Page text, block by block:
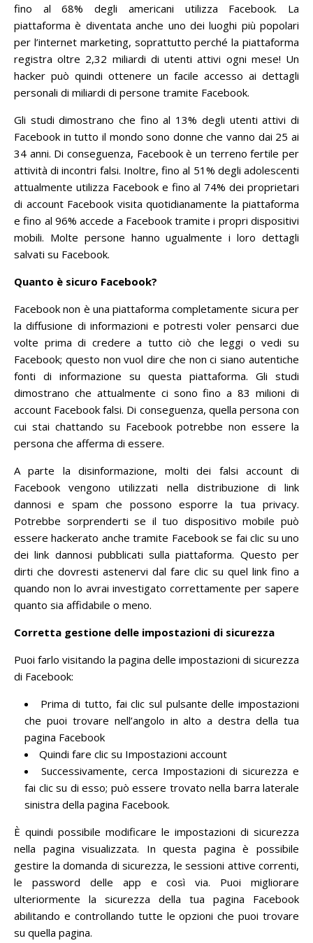
fino al 68% degli americani utilizza Facebook. La
piattaforma è diventata anche uno dei luoghi più popolari
per l’internet marketing, soprattutto perché la piattaforma
registra oltre 2,32 miliardi di utenti attivi ogni mese! Un
hacker può quindi ottenere un facile accesso ai dettagli
personali di miliardi di persone tramite Facebook.
Gli studi dimostrano che fino al 13% degli utenti attivi di
Facebook in tutto il mondo sono donne che vanno dai 25 ai
34 anni. Di conseguenza, Facebook è un terreno fertile per
attività di incontri falsi. Inoltre, fino al 51% degli adolescenti
attualmente utilizza Facebook e fino al 74% dei proprietari
di account Facebook visita quotidianamente la piattaforma
e fino al 96% accede a Facebook tramite i propri dispositivi
mobili. Molte persone hanno ugualmente i loro dettagli
salvati su Facebook.
Quanto è sicuro Facebook?
Facebook non è una piattaforma completamente sicura per
la diffusione di informazioni e potresti voler pensarci due
volte prima di credere a tutto ciò che leggi o vedi su
Facebook; questo non vuol dire che non ci siano autentiche
fonti di informazione su questa piattaforma. Gli studi
dimostrano che attualmente ci sono fino a 83 milioni di
account Facebook falsi. Di conseguenza, quella persona con
cui stai chattando su Facebook potrebbe non essere la
persona che afferma di essere.
A parte la disinformazione, molti dei falsi account di
Facebook vengono utilizzati nella distribuzione di link
dannosi e spam che possono esporre la tua privacy.
Potrebbe sorprenderti se il tuo dispositivo mobile può
essere hackerato anche tramite Facebook se fai clic su uno
dei link dannosi pubblicati sulla piattaforma. Questo per
dirti che dovresti astenervi dal fare clic su quel link fino a
quando non lo avrai investigato correttamente per sapere
quanto sia affidabile o meno.
Corretta gestione delle impostazioni di sicurezza
Puoi farlo visitando la pagina delle impostazioni di sicurezza
di Facebook:
Prima di tutto, fai clic sul pulsante delle impostazioni
che puoi trovare nell’angolo in alto a destra della tua
pagina Facebook
Quindi fare clic su Impostazioni account
Successivamente, cerca Impostazioni di sicurezza e
fai clic su di esso; può essere trovato nella barra laterale
sinistra della pagina Facebook.
È quindi possibile modificare le impostazioni di sicurezza
nella pagina visualizzata. In questa pagina è possibile
gestire la domanda di sicurezza, le sessioni attive correnti,
le password delle app e così via. Puoi migliorare
ulteriormente la sicurezza della tua pagina Facebook
abilitando e controllando tutte le opzioni che puoi trovare
su quella pagina.